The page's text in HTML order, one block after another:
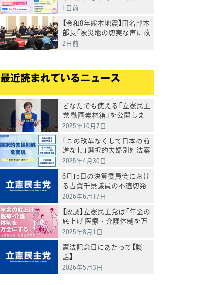
一般のオブザーバー参加大
1日前
【令和8年熊本地震】田名部本
部長「被災地の切実な声に改
めて、必要な対応を」
2日前
最近読まれているニュース
どなたでも使える「立憲民主
党 動画素材箱」を公開しま
した
2025年10月7日
「この改革なくして日本の前
進なし」選択的夫婦別姓法案
を提出
2025年4月30日
6月15日の決算委員会におけ
る古賀千景議員の不適切発
言と処分について
2026年6月17日
【政調】立憲民主党は「年金の
底上げ 医療・介護体制を万
全にする」
2025年8月1日
憲法記念日にあたって【談
話】
2026年5月3日